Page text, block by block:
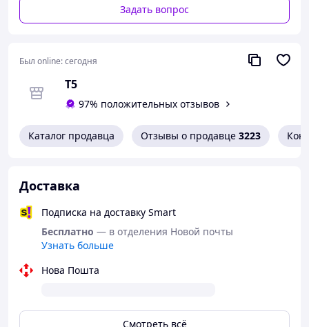
Задать вопрос
Был online:сегодня
Т5
97% положительных отзывов
Каталог продавца Отзывы о продавце 3223
Доставка
Подписка на доставку Smart
Бесплатно — в отделения Новой почты
Узнать больше
Нова Пошта
Смотреть всё